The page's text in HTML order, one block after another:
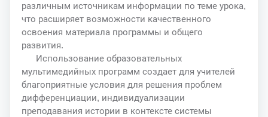
различным источникам информации по теме урока,
что расширяет возможности качественного
освоения материала программы и общего
развития.
Использование образовательных
мультимедийных программ создает для учителей
благоприятные условия для решения проблем
дифференциации, индивидуализации
преподавания истории в контексте системы